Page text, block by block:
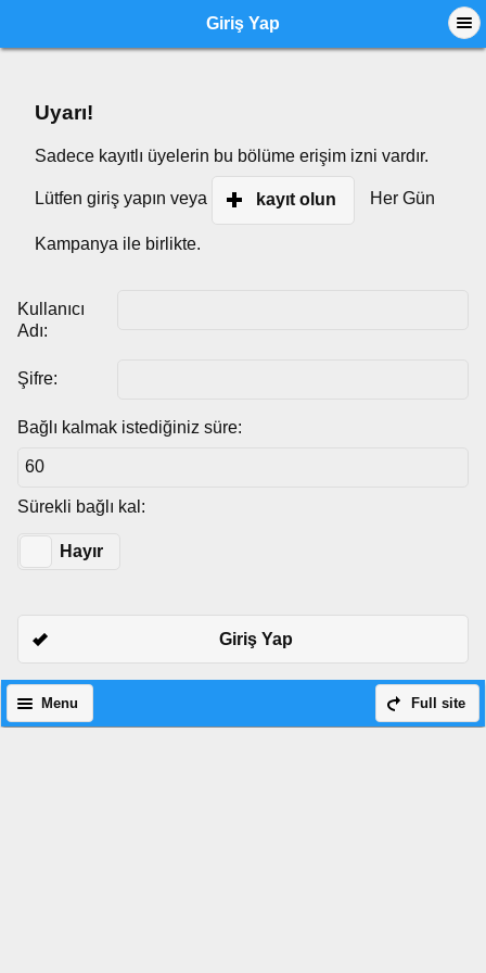
Giriş Yap
Uyarı!
Sadece kayıtlı üyelerin bu bölüme erişim izni vardır.
Lütfen giriş yapın veya kayıt olun Her Gün
Kampanya ile birlikte.
Kullanıcı
Adı:
Şifre:
Bağlı kalmak istediğiniz süre:
Sürekli bağlı kal:
Hayır
Giriş Yap
Full site
Menu